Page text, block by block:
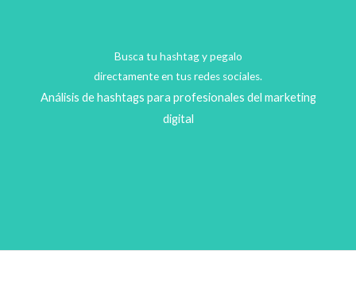
Busca tu hashtag y pegalo
directamente en tus redes sociales.
Análisis de hashtags para profesionales del marketing
digital